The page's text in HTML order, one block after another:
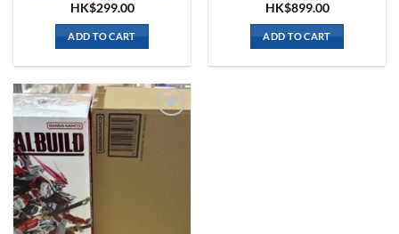
HK$299.00
ADD TO CART
HK$899.00
ADD TO CART